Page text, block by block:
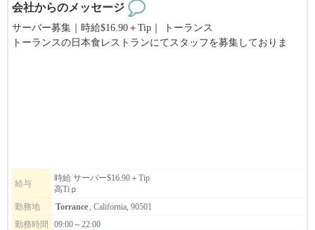
ご応募お待ちしております。
会社からのメッセージ
サーバー募集｜時給$16.90＋Tip｜ トーランス
トーランスの日本食レストランにてスタッフを募集しておりま
給与
時給 サーバー$16.90＋Tip
高Tiｐ
勤務地
Torrance , California, 90501
勤務時間
09:00～22:00